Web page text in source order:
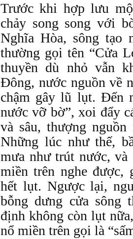
Trước khi hợp lưu
chảy song song với
Nghĩa Hòa, sông tạo
thường gọi tên “Cửa
thuyền dù nhỏ vẫn
Đông, nước nguồn về
chậm gây lũ lụt. Đến
nước vỡ bờ”, xoi đẩy
và sâu, thượng
Những lúc như thế,
mưa như trút nước,
miền trên nghe được,
hết lụt. Ngược lại,
bỗng dưng cửa sông
định không còn lụt
nổ miền trên gọi là